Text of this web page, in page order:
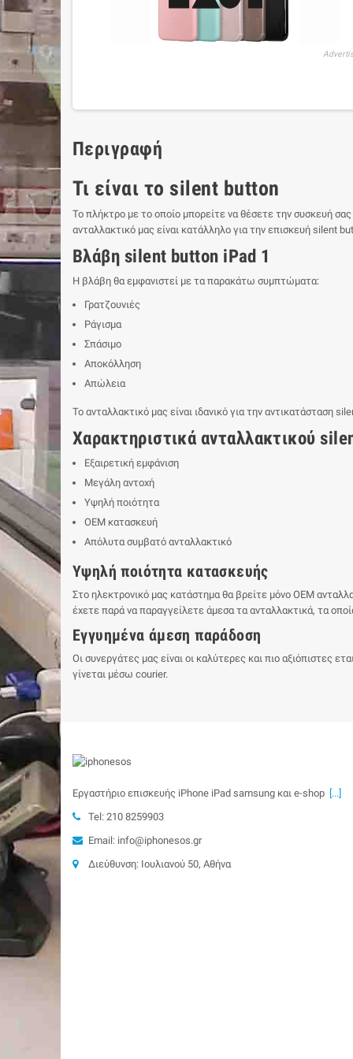
Περιγραφή
Τι είναι το silent button
Το πλήκτρο με το οποίο μπορείτε να θέσετε την συσκευή
ανταλλακτικό μας είναι κατάλληλο για την επισκευή silent
Βλάβη silent button iPad 1
Η βλάβη θα εμφανιστεί με τα παρακάτω συμπτώματα:
Γρατζουνιές
Ράγισμα
Σπάσιμο
Αποκόλληση
Απώλεια
Το ανταλλακτικό μας είναι ιδανικό για την αντικατάσταση
Χαρακτηριστικά ανταλλακτικού
Εξαιρετική εμφάνιση
Μεγάλη αντοχή
Υψηλή ποιότητα
ΟΕΜ κατασκευή
Απόλυτα συμβατό ανταλλακτικό
Υψηλή ποιότητα κατασκευής
Στο ηλεκτρονικό μας κατάστημα θα βρείτε μόνο ΟΕΜ
έχετε παρά να παραγγείλετε άμεσα τα ανταλλακτικά, τα
Εγγυημένα άμεση παράδοση
Οι συνεργάτες μας είναι οι καλύτερες και πιο αξιόπιστες
γίνεται μέσω courier.
Εργαστήριο επισκευής iPhone iPad samsung και e-shop [...]
Tel: 210 8259903
Email: info@iphonesos.gr
Διεύθυνση: Ιουλιανού 50, Αθήνα